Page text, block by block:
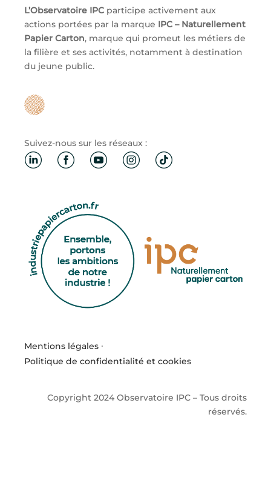
L’Observatoire IPC participe activement aux
actions portées par la marque IPC – Naturellement
Papier Carton, marque qui promeut les métiers de
la filière et ses activités, notamment à destination
du jeune public.
Suivez-nous sur les réseaux :
Mentions légales ·
Politique de confidentialité et cookies
Copyright 2024 Observatoire IPC – Tous droits
réservés.